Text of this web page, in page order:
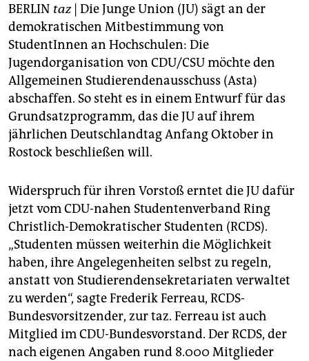
fragen & hilfe
unterstützen
abo
genossenschaft
epaper login
BERLIN taz Die Junge Union (JU) sägt an der
demokratischen Mitbestimmung von
StudentInnen an Hochschulen: Die
Jugendorganisation von CDU/CSU möchte den
Allgemeinen Studierendenausschuss (Asta)
abschaffen. So steht es in einem Entwurf für das
Grundsatzprogramm, das die JU auf ihrem
jährlichen Deutschlandtag Anfang Oktober in
Rostock beschließen will.
Widerspruch für ihren Vorstoß erntet die JU dafür
jetzt vom CDU-nahen Studentenverband Ring
Christlich-Demokratischer Studenten (RCDS).
„Studenten müssen weiterhin die Möglichkeit
haben, ihre Angelegenheiten selbst zu regeln,
anstatt von Studierendensekretariaten verwaltet
zu werden“, sagte Frederik Ferreau, RCDS-
Bundesvorsitzender, zur taz. Ferreau ist auch
Mitglied im CDU-Bundesvorstand. Der RCDS, der
nach eigenen Angaben rund 8.000 Mitglieder